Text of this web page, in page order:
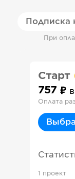
Подписка
При
Старт
757
Оплата
1 проект